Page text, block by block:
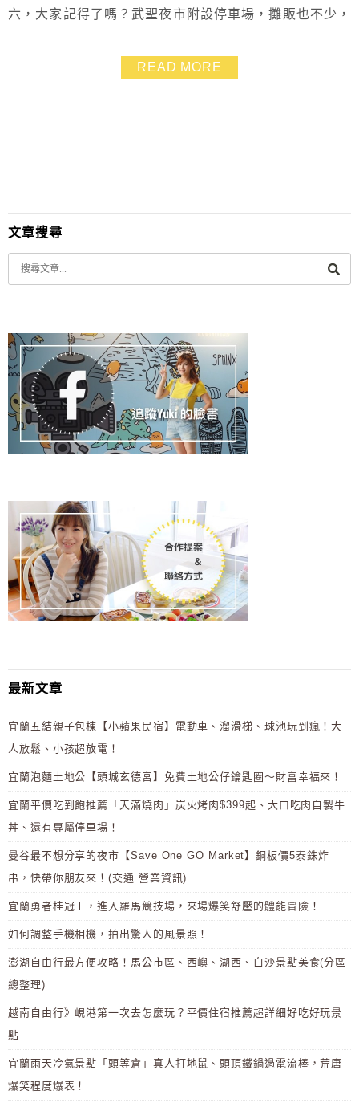
六，大家記得了嗎？武聖夜市附設停車場，攤販也不少，
READ MORE
文章搜尋
最新文章
宜蘭五結親子包棟【小蘋果民宿】電動車、溜滑梯、球池玩到瘋！大
人放鬆、小孩超放電！
宜蘭泡麵土地公【頭城玄德宮】免費土地公仔鑰匙圈～財富幸福來！
宜蘭平價吃到飽推薦「天滿燒肉」炭火烤肉$399起、大口吃肉自製牛
丼、還有專屬停車場！
曼谷最不想分享的夜市【Save One GO Market】銅板價5泰銖炸
串，快帶你朋友來！(交通.營業資訊)
宜蘭勇者桂冠王，進入羅馬競技場，來場爆笑舒壓的體能冒險！
如何調整手機相機，拍出驚人的風景照！
澎湖自由行最方便攻略！馬公市區、西嶼、湖西、白沙景點美食(分區
總整理)
越南自由行》峴港第一次去怎麼玩？平價住宿推薦超詳細好吃好玩景
點
宜蘭雨天冷氣景點「頭等倉」真人打地鼠、頭頂鐵鍋過電流棒，荒唐
爆笑程度爆表！